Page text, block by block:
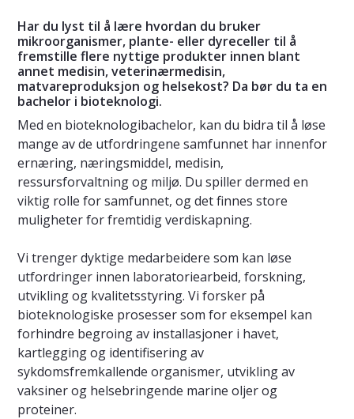
Har du lyst til å lære hvordan du bruker
mikroorganismer, plante- eller dyreceller til å
fremstille flere nyttige produkter innen blant
annet medisin, veterinærmedisin,
matvareproduksjon og helsekost? Da bør du ta en
bachelor i bioteknologi.
Med en bioteknologibachelor, kan du bidra til å løse
mange av de utfordringene samfunnet har innenfor
ernæring, næringsmiddel, medisin,
ressursforvaltning og miljø. Du spiller dermed en
viktig rolle for samfunnet, og det finnes store
muligheter for fremtidig verdiskapning.
Vi trenger dyktige medarbeidere som kan løse
utfordringer innen laboratoriearbeid, forskning,
utvikling og kvalitetsstyring. Vi forsker på
bioteknologiske prosesser som for eksempel kan
forhindre begroing av installasjoner i havet,
kartlegging og identifisering av
sykdomsfremkallende organismer, utvikling av
vaksiner og helsebringende marine oljer og
proteiner.